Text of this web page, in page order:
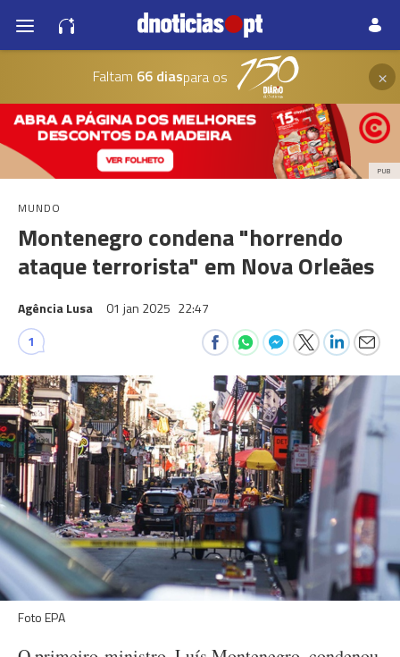
Faltam 66 diaspara os ×
PUB
MUNDO
Montenegro condena "horrendo
ataque terrorista" em Nova Orleães
Agência Lusa 01 jan 2025 22:47
1
Foto EPA